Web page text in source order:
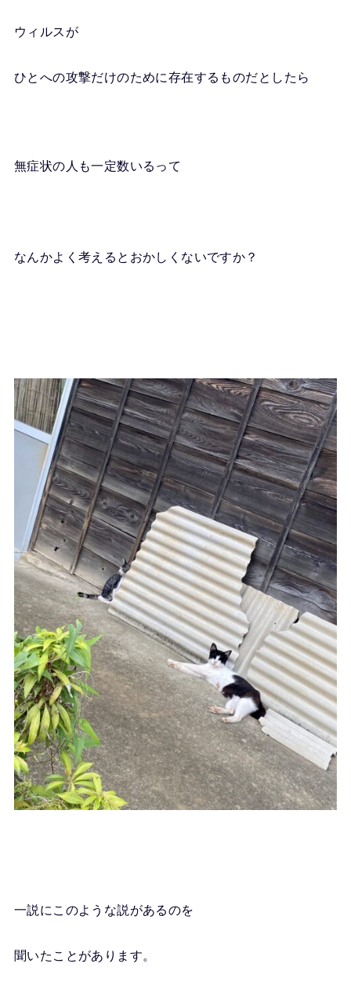
ウィルスが
ひとへの攻撃だけのために存在するものだとしたら
無症状の人も一定数いるって
なんかよく考えるとおかしくないですか？
一説にこのような説があるのを
聞いたことがあります。